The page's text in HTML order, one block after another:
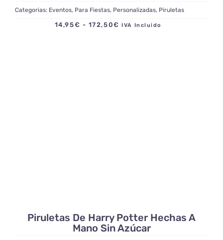
Categorias: Eventos, Para Fiestas, Personalizadas, Piruletas
14,95€ - 172,50€ Rango
IVA Incluido
Piruletas De Harry Potter Hechas A
Mano Sin Azúcar